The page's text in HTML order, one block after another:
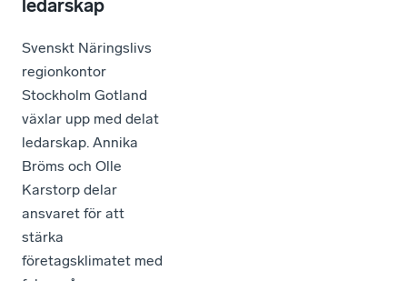
ledarskap
Svenskt Näringslivs
regionkontor
Stockholm Gotland
växlar upp med delat
ledarskap. Annika
Bröms och Olle
Karstorp delar
ansvaret för att
stärka
företagsklimatet med